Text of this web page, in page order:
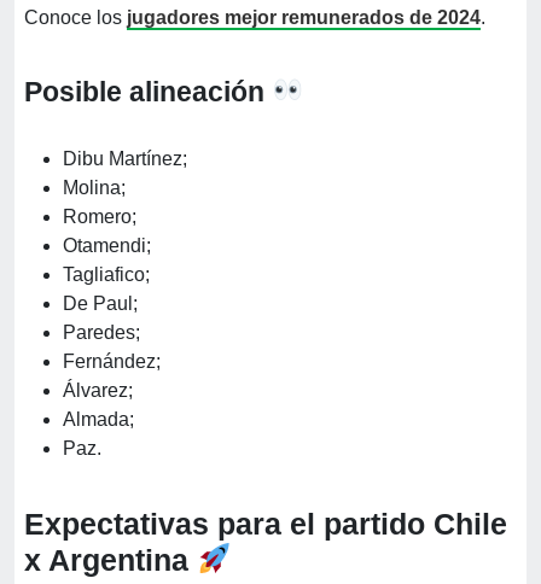
Conoce los jugadores mejor remunerados de 2024.
Posible alineación
Dibu Martínez;
Molina;
Romero;
Otamendi;
Tagliafico;
De Paul;
Paredes;
Fernández;
Álvarez;
Almada;
Paz.
Expectativas para el partido Chile
x Argentina